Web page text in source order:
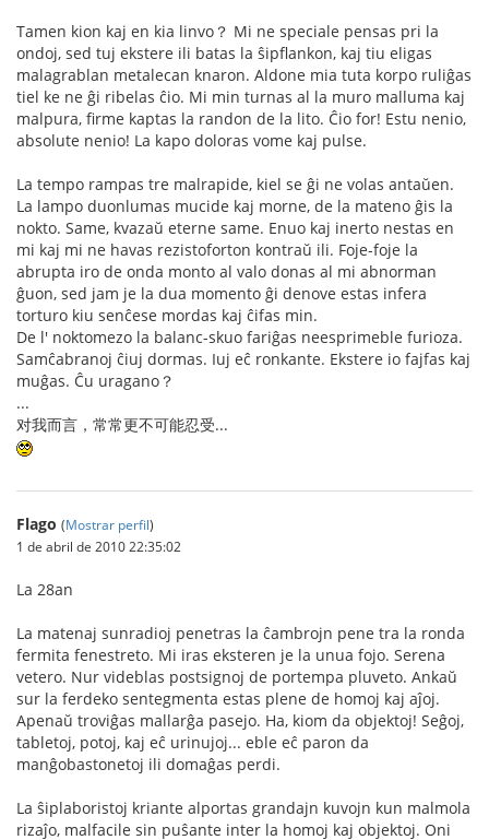
Tamen kion kaj en kia linvo？ Mi ne speciale pensas pri la
ondoj, sed tuj ekstere ili batas la ŝipflankon, kaj tiu eligas
malagrablan metalecan knaron. Aldone mia tuta korpo ruliĝas
tiel ke ne ĝi ribelas ĉio. Mi min turnas al la muro malluma kaj
malpura, firme kaptas la randon de la lito. Ĉio for! Estu nenio,
absolute nenio! La kapo doloras vome kaj pulse.
La tempo rampas tre malrapide, kiel se ĝi ne volas antaŭen.
La lampo duonlumas mucide kaj morne, de la mateno ĝis la
nokto. Same, kvazaŭ eterne same. Enuo kaj inerto nestas en
mi kaj mi ne havas rezistoforton kontraŭ ili. Foje-foje la
abrupta iro de onda monto al valo donas al mi abnorman
ĝuon, sed jam je la dua momento ĝi denove estas infera
torturo kiu senĉese mordas kaj ĉifas min.
De l' noktomezo la balanc-skuo fariĝas neesprimeble furioza.
Samĉabranoj ĉiuj dormas. Iuj eĉ ronkante. Ekstere io fajfas kaj
muĝas. Ĉu uragano？
...
对我而言，常常更不可能忍受...
Flago (Mostrar perfil)
1 de abril de 2010 22:35:02
La 28an
La matenaj sunradioj penetras la ĉambrojn pene tra la ronda
fermita fenestreto. Mi iras eksteren je la unua fojo. Serena
vetero. Nur videblas postsignoj de portempa pluveto. Ankaŭ
sur la ferdeko sentegmenta estas plene de homoj kaj aĵoj.
Apenaŭ troviĝas mallarĝa pasejo. Ha, kiom da objektoj! Seĝoj,
tabletoj, potoj, kaj eĉ urinujoj... eble eĉ paron da
manĝobastonetoj ili domaĝas perdi.
La ŝiplaboristoj kriante alportas grandajn kuvojn kun malmola
rizaĵo, malfacile sin puŝante inter la homoj kaj objektoj. Oni